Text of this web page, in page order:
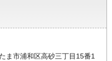
ま市浦和区高砂三丁目15番1